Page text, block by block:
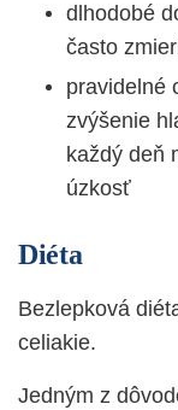
dlhodobé
často
pravidelné
zvýšenie
každý deň
úzkosť
Diéta
Bezlepková
celiakie.
Jedným z